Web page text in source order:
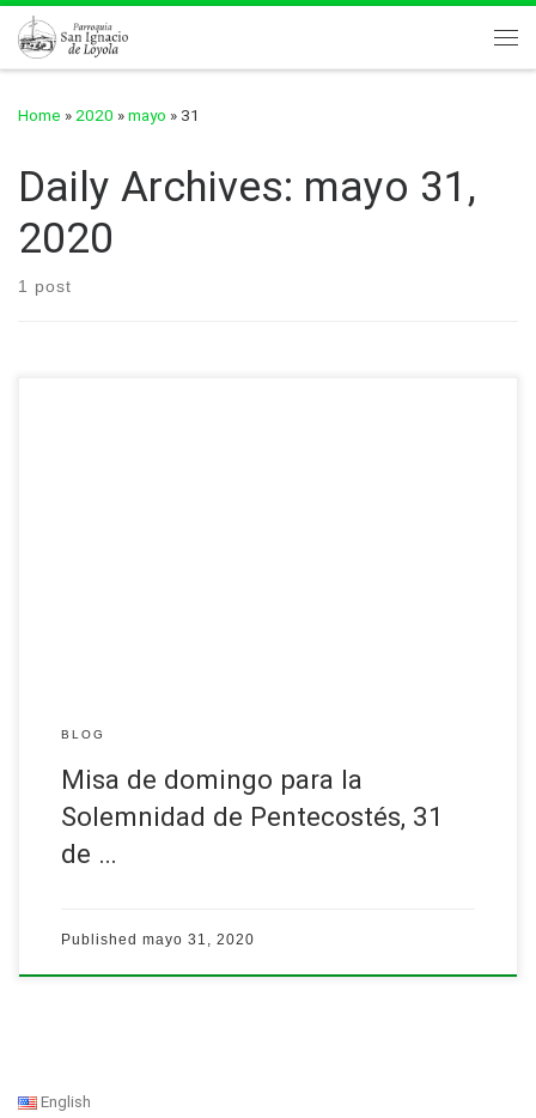
Skip to content
Home » 2020 » mayo » 31
Daily Archives: mayo 31,
2020
1 post
BLOG
Misa de domingo para la
Solemnidad de Pentecostés, 31
de …
Published mayo 31, 2020
English